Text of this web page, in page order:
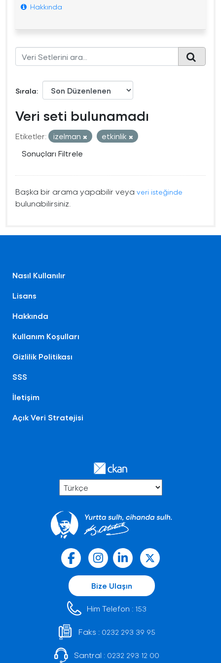
Hakkında
Sırala
Veri seti bulunamadı
Etiketler: izelman
etkinlik
Sonuçları Filtrele
Başka bir arama yapabilir veya veri isteğinde
bulunabilirsiniz.
Nasıl Kullanılır
Lisans
Hakkında
Kullanım Koşulları
Gizlilik Politikası
SSS
İletişim
Açık Veri Stratejisi
Bize Ulaşın
Him Telefon : 153
Faks : 0232 293 39 95
Santral : 0232 293 12 00